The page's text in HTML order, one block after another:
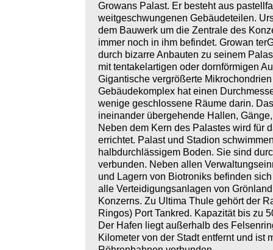
Growans Palast. Er besteht aus
weitgeschwungenen Gebäudeteilen.
dem Bauwerk um die Zentrale des
immer noch in ihm befindet. Growan
durch bizarre Anbauten zu seinem
mit tentakelartigen oder dornförmigen
Gigantische vergrößerte
Gebäudekomplex hat einen
wenige geschlossene Räume darin.
ineinander übergehende Hallen,
Neben dem Kern des Palastes wird für
errichtet. Palast und Stadion
halbdurchlässigem Boden. Sie sind
verbunden. Neben allen
und Lagern von Biotroniks befinden
alle Verteidigungsanlagen von
Konzerns. Zu Ultima Thule gehört der
Ringos) Port Tankred. Kapazität bis zu
Der Hafen liegt außerhalb des
Kilometer von der Stadt entfernt und ist